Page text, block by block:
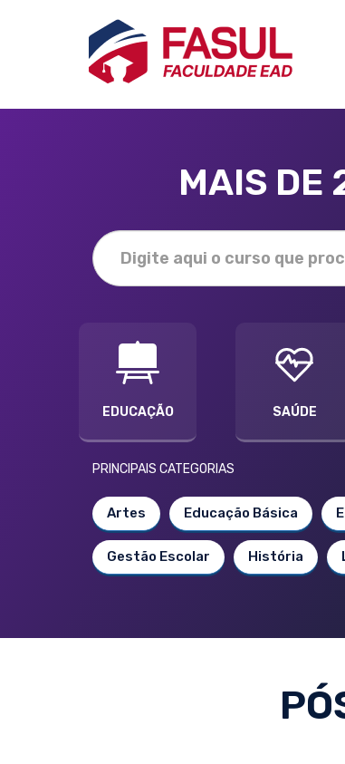
MAIS DE
EDUCAÇÃO SAÚDE
PRINCIPAIS CATEGORIAS
Artes Educação Básica
Gestão Escolar História